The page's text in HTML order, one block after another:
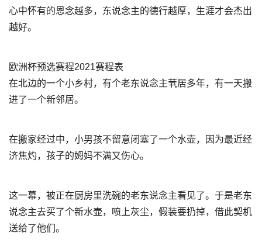
心中怀有的恩念越多，东说念主的德行越厚，生涯才会杰出
越好。
欧洲杯预选赛程2021赛程表
在北边的一个小乡村，有个老东说念主茕居多年，有一天搬
进了一个新邻居。
在搬家经过中，小男孩不留意闭塞了一个水壶，因为最近经
济焦灼，孩子的姆妈不满又伤心。
这一幕，被正在厨房里洗碗的老东说念主看见了。于是老东
说念主去买了个新水壶，喷上灰尘，假装要扔掉，借此契机
送给了他们。